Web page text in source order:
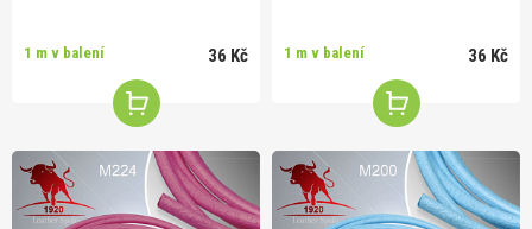
1 m v balení 36 Kč 1 m v balení 36 Kč